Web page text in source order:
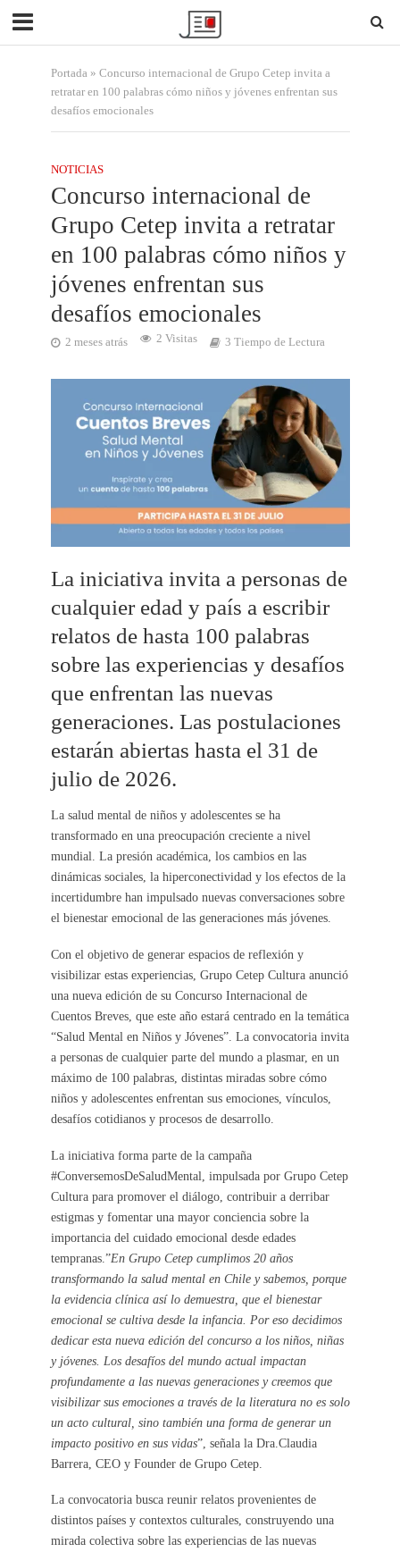
Portada» Concurso internacional de Grupo Cetep invita a
retratar en 100 palabras cómo niños y jóvenes enfrentan sus
desafíos emocionales
NOTICIAS
Concurso internacional de
Grupo Cetep invita a retratar
en 100 palabras cómo niños y
jóvenes enfrentan sus
desafíos emocionales
2 meses atrás 2 Visitas 3 Tiempo de Lectura
La iniciativa invita a personas de
cualquier edad y país a escribir
relatos de hasta 100 palabras
sobre las experiencias y desafíos
que enfrentan las nuevas
generaciones. Las postulaciones
estarán abiertas hasta el 31 de
julio de 2026.
La salud mental de niños y adolescentes se ha
transformado en una preocupación creciente a nivel
mundial. La presión académica, los cambios en las
dinámicas sociales, la hiperconectividad y los efectos de la
incertidumbre han impulsado nuevas conversaciones sobre
el bienestar emocional de las generaciones más jóvenes.
Con el objetivo de generar espacios de reflexión y
visibilizar estas experiencias, Grupo Cetep Cultura anunció
una nueva edición de su Concurso Internacional de
Cuentos Breves, que este año estará centrado en la temática
“Salud Mental en Niños y Jóvenes”. La convocatoria invita
a personas de cualquier parte del mundo a plasmar, en un
máximo de 100 palabras, distintas miradas sobre cómo
niños y adolescentes enfrentan sus emociones, vínculos,
desafíos cotidianos y procesos de desarrollo.
La iniciativa forma parte de la campaña
#ConversemosDeSaludMental, impulsada por Grupo Cetep
Cultura para promover el diálogo, contribuir a derribar
estigmas y fomentar una mayor conciencia sobre la
importancia del cuidado emocional desde edades
tempranas.”En Grupo Cetep cumplimos 20 años
transformando la salud mental en Chile y sabemos, porque
la evidencia clínica así lo demuestra, que el bienestar
emocional se cultiva desde la infancia. Por eso decidimos
dedicar esta nueva edición del concurso a los niños, niñas
y jóvenes. Los desafíos del mundo actual impactan
profundamente a las nuevas generaciones y creemos que
visibilizar sus emociones a través de la literatura no es solo
un acto cultural, sino también una forma de generar un
impacto positivo en sus vidas”, señala la Dra.Claudia
Barrera, CEO y Founder de Grupo Cetep.
La convocatoria busca reunir relatos provenientes de
distintos países y contextos culturales, construyendo una
mirada colectiva sobre las experiencias de las nuevas